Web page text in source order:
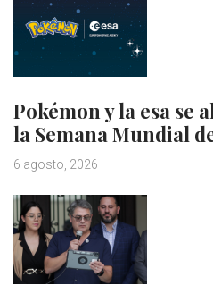
Pokémon y la esa se
la Semana Mundial
6 agosto, 2026